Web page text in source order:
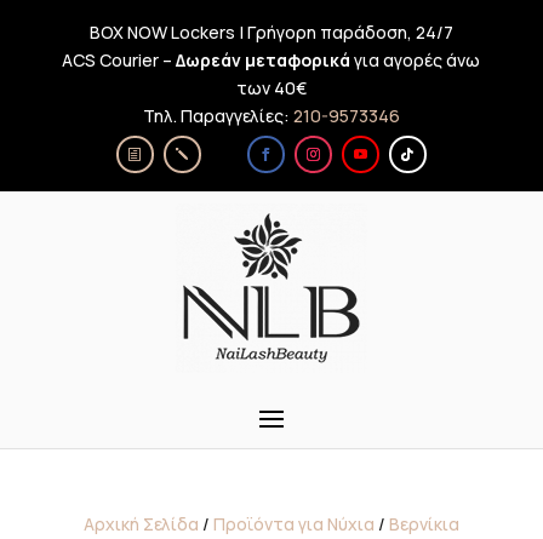
BOX NOW Lockers | Γρήγορη παράδοση, 24/7
ACS Courier –Δωρεάν μεταφορικά για αγορές άνω
των 40€
Τηλ. Παραγγελίες: 210-9573346
Αρχική Σελίδα / Προϊόντα για Νύχια / Βερνίκια